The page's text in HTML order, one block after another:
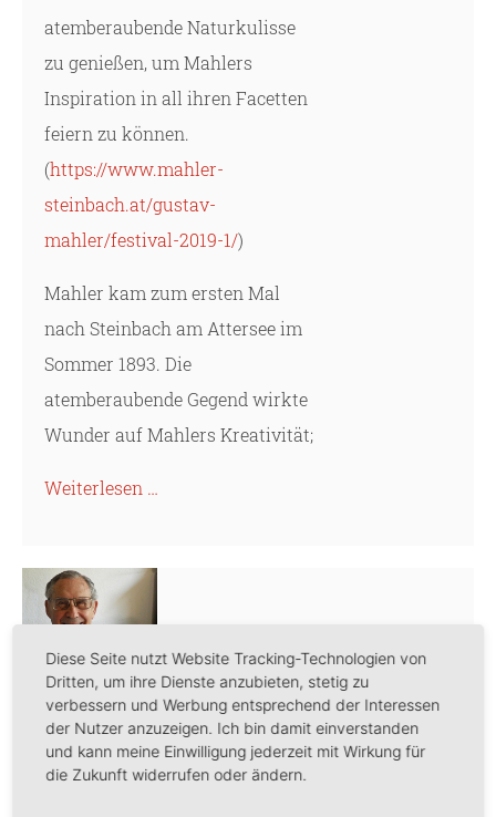
atemberaubende Naturkulisse
zu genießen, um Mahlers
Inspiration in all ihren Facetten
feiern zu können.
(https://www.mahler-
steinbach.at/gustav-
mahler/festival-2019-1/)
Mahler kam zum ersten Mal
nach Steinbach am Attersee im
Sommer 1893. Die
atemberaubende Gegend wirkte
Wunder auf Mahlers Kreativität;
Weiterlesen …
Prof. Irving Beckmann
Zum Tode von Prof.
Diese Seite nutzt Website Tracking-Technologien von
Dritten, um ihre Dienste anzubieten, stetig zu
verbessern und Werbung entsprechend der Interessen
der Nutzer anzuzeigen. Ich bin damit einverstanden
und kann meine Einwilligung jederzeit mit Wirkung für
die Zukunft widerrufen oder ändern.